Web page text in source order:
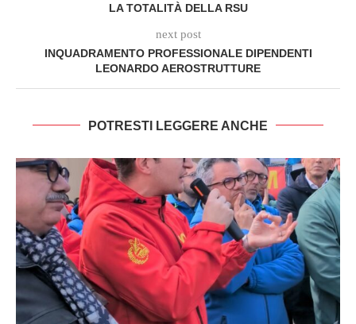
LA TOTALITÀ DELLA RSU
next post
INQUADRAMENTO PROFESSIONALE DIPENDENTI
LEONARDO AEROSTRUTTURE
POTRESTI LEGGERE ANCHE